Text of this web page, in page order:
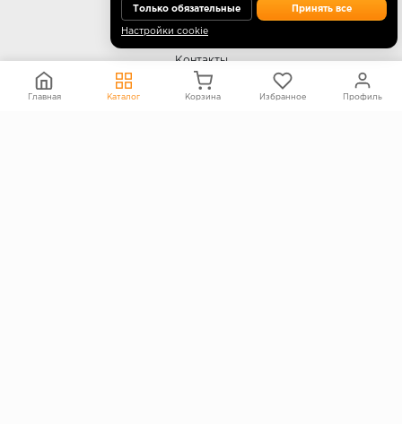
О КОМПАНИИ
Контакты
О компании
Политика конфиденциальности
Только обязательные Принять все
Настройки cookie
Главная Каталог Корзина Избранное Профиль